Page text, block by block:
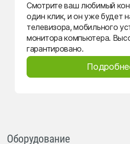
Смотрите ваш любимый
один клик, и он уже будет
телевизора, мобильного
монитора компьютера.
гарантировано.
Оборудование